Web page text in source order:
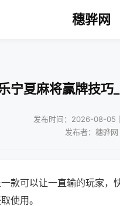
穗骅网
宁夏麻将赢牌技巧
发布时间：2026-08-05
发布者：穗骅网
款可以让一直输的玩家，
使用。